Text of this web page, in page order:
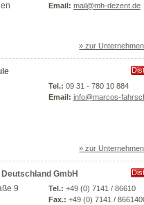
Email: mail@mh-dezent.de
» zur
Tel.: 09 31 - 780 10 884
Email: info@marcos-
» zur
GmbH
9
Tel.: +49 (0) 7141 / 86610
Fax.: +49 (0) 7141 /